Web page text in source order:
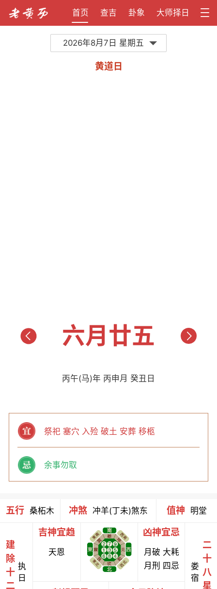
首页 查吉 卦象 大师择日
2026年8月7日 星期五
黄道日
六月廿五
丙午(马)年 丙申月 癸丑日
祭祀 塞穴 入殓 破土 安葬 移柩
余事勿取
五行 桑柘木 冲煞 冲羊(丁未)煞东 值神 明堂
建
除
十
二
执
日
吉神宜趋
天恩
凶神宜忌
月破 大耗
月刑 四忌
娄
宿
二
十
八
星